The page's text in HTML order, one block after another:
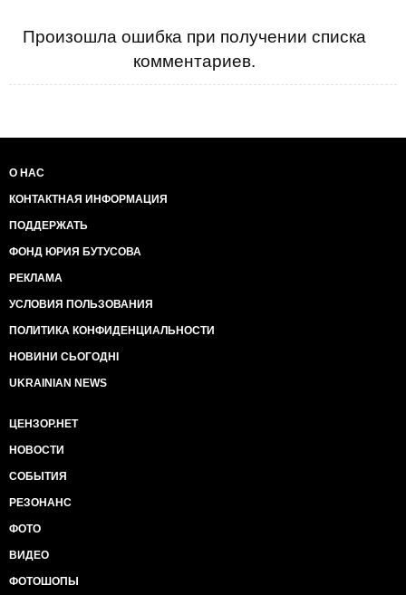
Произошла ошибка при получении списка
комментариев.
О НАС
КОНТАКТНАЯ ИНФОРМАЦИЯ
ПОДДЕРЖАТЬ
ФОНД ЮРИЯ БУТУСОВА
РЕКЛАМА
УСЛОВИЯ ПОЛЬЗОВАНИЯ
ПОЛИТИКА КОНФИДЕНЦИАЛЬНОСТИ
НОВИНИ СЬОГОДНІ
UKRAINIAN NEWS
ЦЕНЗОР.НЕТ
НОВОСТИ
СОБЫТИЯ
РЕЗОНАНС
ФОТО
ВИДЕО
ФОТОШОПЫ